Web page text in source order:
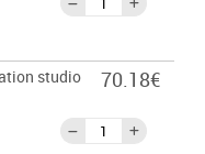
studio
70.18€